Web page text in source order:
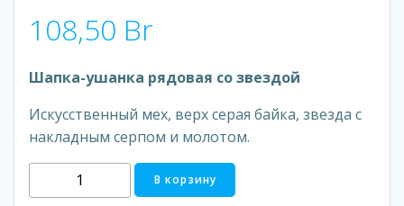
108,50 Br
Шапка-ушанка рядовая со звездой
Искусственный мех, верх серая байка, звезда с
накладным серпом и молотом.
Количество
товара
В корзину